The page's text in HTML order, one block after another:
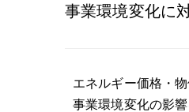
事業環境変化に
エネルギー価格・
事業環境変化の影